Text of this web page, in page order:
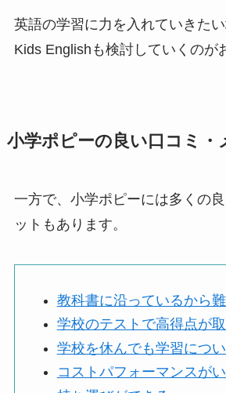
英語の学習に力を入れていきた
Kids Englishも検討していくのが
小学ポピーの良い口コミ・
一方で、小学ポピーには多くの
ットもあります。
教科書に沿っているから
学校のテストで高得点が
学校を休んでも学習につ
コストパフォーマンスが